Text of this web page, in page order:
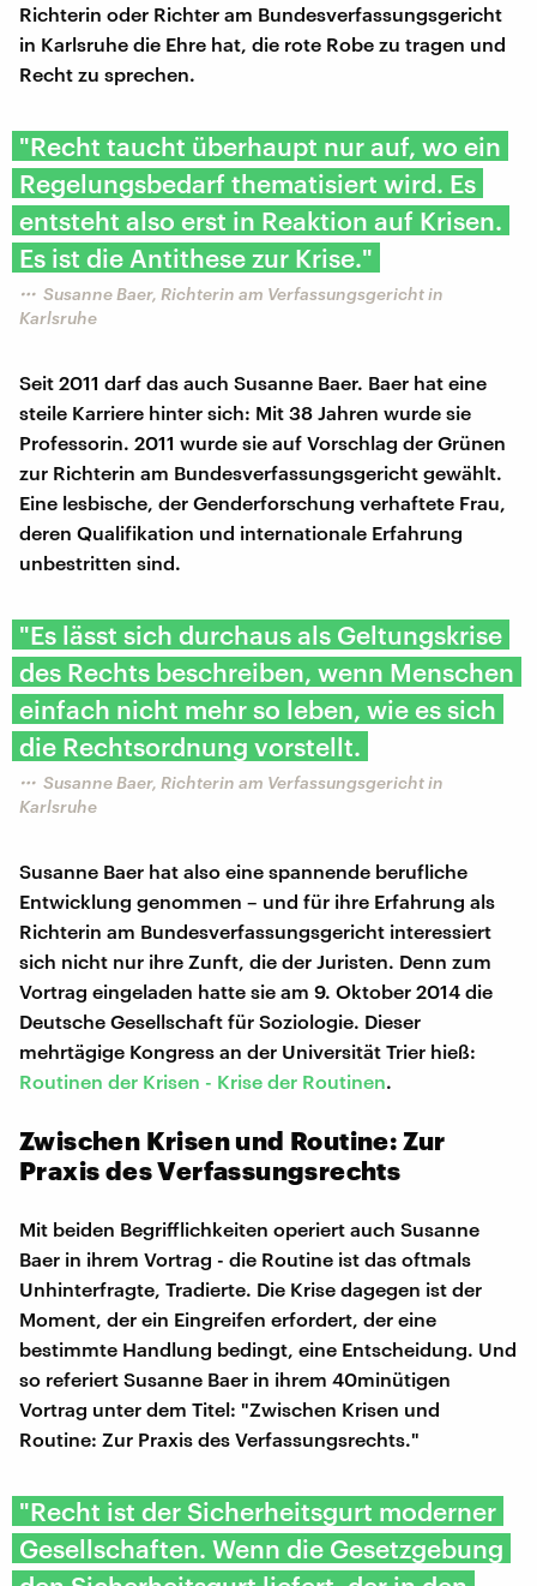
Richterin oder Richter am Bundesverfassungsgericht
in Karlsruhe die Ehre hat, die rote Robe zu tragen und
Recht zu sprechen.
"Recht taucht überhaupt nur auf, wo ein
Regelungsbedarf thematisiert wird. Es
entsteht also erst in Reaktion auf Krisen.
Es ist die Antithese zur Krise."
Susanne Baer, Richterin am Verfassungsgericht in
Karlsruhe
Seit 2011 darf das auch Susanne Baer. Baer hat eine
steile Karriere hinter sich: Mit 38 Jahren wurde sie
Professorin. 2011 wurde sie auf Vorschlag der Grünen
zur Richterin am Bundesverfassungsgericht gewählt.
Eine lesbische, der Genderforschung verhaftete Frau,
deren Qualifikation und internationale Erfahrung
unbestritten sind.
"Es lässt sich durchaus als Geltungskrise
des Rechts beschreiben, wenn Menschen
einfach nicht mehr so leben, wie es sich
die Rechtsordnung vorstellt.
Susanne Baer, Richterin am Verfassungsgericht in
Karlsruhe
Susanne Baer hat also eine spannende berufliche
Entwicklung genommen – und für ihre Erfahrung als
Richterin am Bundesverfassungsgericht interessiert
sich nicht nur ihre Zunft, die der Juristen. Denn zum
Vortrag eingeladen hatte sie am 9. Oktober 2014 die
Deutsche Gesellschaft für Soziologie. Dieser
mehrtägige Kongress an der Universität Trier hieß:
Routinen der Krisen - Krise der Routinen.
Zwischen Krisen und Routine: Zur
Praxis des Verfassungsrechts
Mit beiden Begrifflichkeiten operiert auch Susanne
Baer in ihrem Vortrag - die Routine ist das oftmals
Unhinterfragte, Tradierte. Die Krise dagegen ist der
Moment, der ein Eingreifen erfordert, der eine
bestimmte Handlung bedingt, eine Entscheidung. Und
so referiert Susanne Baer in ihrem 40minütigen
Vortrag unter dem Titel: "Zwischen Krisen und
Routine: Zur Praxis des Verfassungsrechts."
"Recht ist der Sicherheitsgurt moderner
Gesellschaften. Wenn die Gesetzgebung